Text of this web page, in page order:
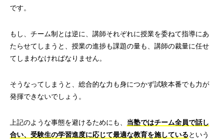
です。
もし、チーム制とは逆に、講師それぞれに授業を委ねて指導にあ
たらせてしまうと、授業の進捗も課題の量も、講師の裁量に任せ
てしまわなければなりません。
そうなってしまうと、総合的な力も身につかず試験本番でも力が
発揮できないでしょう。
上記のような事態を避けるためにも、 当塾ではチーム全員で話し
合い、受験生の学習進度に応じて最適な教育を施しているという